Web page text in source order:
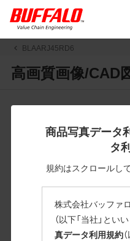
BLAARJ45RD6
高画質画像/CAD
商品写真データ
タ
規約はスクロールし
株式会社バッファ
（以下「当社」とい
真データ利用規約
すと圧縮ファイルのダウ
JPEG・EPSファイルには
の際に便利です。PNG画
を提供しています。
掲載データ「JPEG、PNG
解像度(CMYKカラー)」